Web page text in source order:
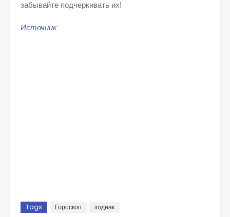
забывайте подчеркивать их!
Источник
Tags Гороскоп зодиак